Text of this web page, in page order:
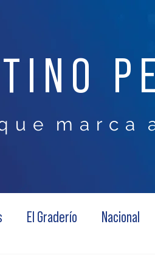
u e m a r c a
El Graderío Nacional